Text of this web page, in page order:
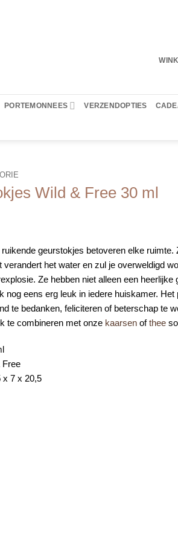
PORTEMONNEES VERZENDOPTIES
Wild & Free 30 ml
geurstokjes betoveren elke ruimte.
verandert het water en zul je overweldigd
Ze hebben niet alleen een heerlijke
nog eens erg leuk in iedere huiskamer. Het
te bedanken, feliciteren of beterschap te
te combineren met onze kaarsen ofthee
Free
x 7 x 20,5